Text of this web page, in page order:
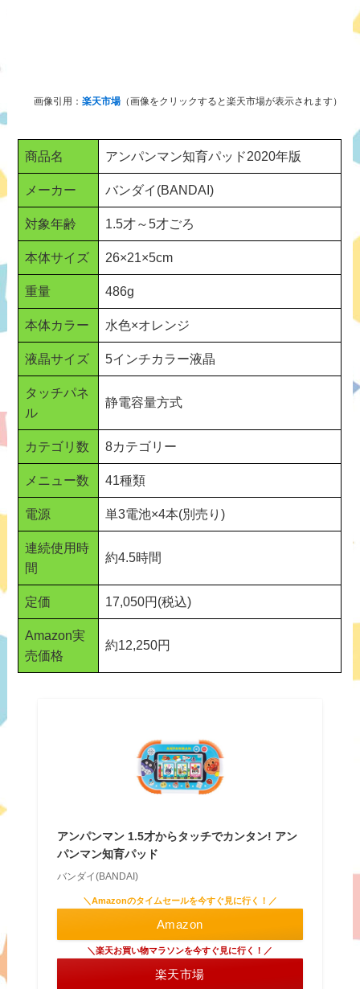
画像引用： 楽天市場（画像をクリックすると楽天市場が表示されます）
商品名 アンパンマン知育パッド2020年版
メーカー バンダイ(BANDAI)
対象年齢 1.5才～5才ごろ
本体サイズ 26×21×5cm
重量 486g
本体カラー 水色×オレンジ
液晶サイズ 5インチカラー液晶
タッチパネ
ル
静電容量方式
カテゴリ数 8カテゴリー
メニュー数 41種類
電源 単3電池×4本(別売り)
連続使用時
間
約4.5時間
定価 17,050円(税込)
Amazon実
売価格
約12,250円
アンパンマン 1.5才からタッチでカンタン! アン
パンマン知育パッド
バンダイ(BANDAI)
＼Amazonのタイムセールを今すぐ見に行く！／
Amazon
＼楽天お買い物マラソンを今すぐ見に行く！／
楽天市場